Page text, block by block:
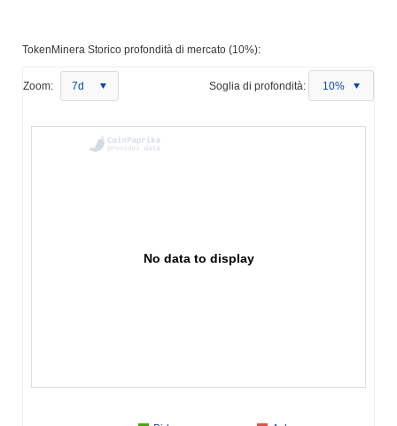
TokenMinera Storico profondità di mercato (10%):
Zoom: 7d Soglia di profondità: 10%
No data to display